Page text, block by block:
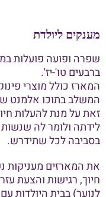
מענקים ליולדת
שפרה ופועה פועלות
ברבעים טו'-יז'.
המארז כולל מוצרי
המשלב בתוכו אלמנט
זאת על מנת להעלות
לידתה ולומר לה
בסביבה לכל שתידרש.
את המארזים מעניקות
חיוך, רגישות והצעת
לנוער) בבית היולדות